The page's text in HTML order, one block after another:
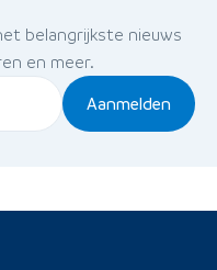
belangrijkste nieuws
en meer.
Aanmelden